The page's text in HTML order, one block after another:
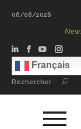
06/08/2026
Français
Rechercher